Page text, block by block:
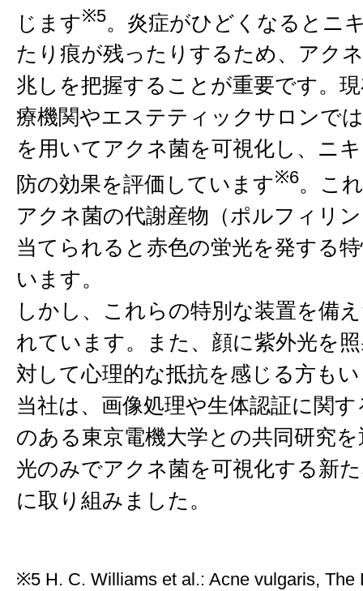
じます※5。炎症がひどくなるとニ
たり痕が残ったりするため、アク
兆しを把握することが重要です。
療機関やエステティックサロンで
を用いてアクネ菌を可視化し、ニ
防の効果を評価しています※6。こ
アクネ菌の代謝産物（ポルフィリ
当てられると赤色の蛍光を発する
います。
しかし、これらの特別な装置を備
れています。また、顔に紫外光を
対して心理的な抵抗を感じる方も
当社は、画像処理や生体認証に関
のある東京電機大学との共同研究
光のみでアクネ菌を可視化する新
に取り組みました。
※5 H. C. Williams et al.: Acne vulgaris, The